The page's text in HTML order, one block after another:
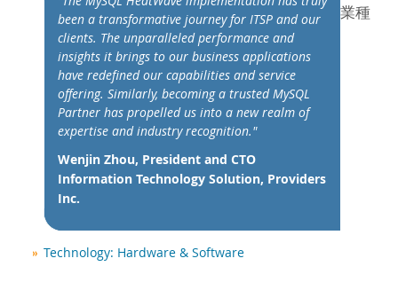
導入事例
カテゴリ別:
業種別
MySQL を選ぶ理由
ニュース & イベント
ご購入方法
ダウンロード
ドキュメント
been a transformative journey for ITSP and our
clients. The unparalleled performance and
insights it brings to our business applications
have redefined our capabilities and service
offering. Similarly, becoming a trusted MySQL
Partner has propelled us into a new realm of
expertise and industry recognition."
Wenjin Zhou, President and CTO
Information Technology Solution, Providers
Inc.
業種
Technology: Hardware & Software